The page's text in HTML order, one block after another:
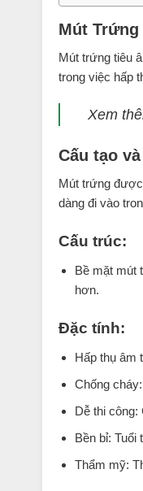
Mút
Mút trứng tiêu
trong việc hấp
Xem
Cấu tạo
Mút trứng
dàng đi vào
Cấu trúc:
Bề mặt mút
hơn.
Đặc tính:
Hấp thụ âm
Chống
Dễ thi công:
Bền bỉ: Tuổi
Thẩm mỹ: